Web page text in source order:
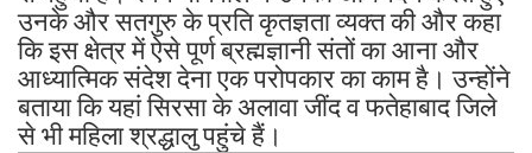
उनके और सतगुरु के प्रति कृतज्ञता व्यक्त की और कहा
कि इस क्षेत्र में ऐसे पूर्ण ब्रह्मज्ञानी संतों का आना और
आध्यात्मिक संदेश देना एक परोपकार का काम है। उन्होंने
बताया कि यहां सिरसा के अलावा जींद व फतेहाबाद जिले
से भी महिला श्रद्धालु पहुंचे हैं।